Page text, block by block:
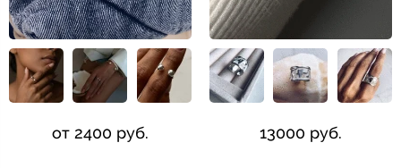
от 2400 руб. 13000 руб.